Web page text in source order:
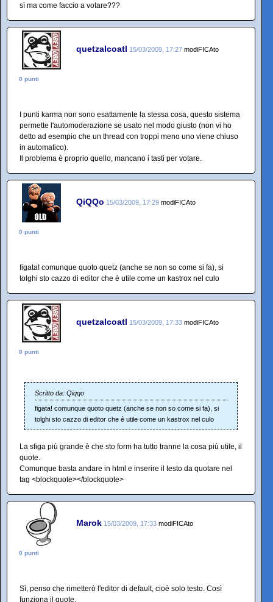
sì ma come faccio a votare???
quetzalcoatl 15/03/2009, 17:27 modiFICAto
0 punti
I punti karma non sono esattamente la stessa cosa, questo sistema
permette l'automoderazione se usato nel modo giusto (non vi ho
detto ad esempio che un thread con troppi meno uno viene chiuso
in automatico).
Il problema è proprio quello, mancano i tasti per votare.
QiQQo 15/03/2009, 17:29 modiFICAto
0 punti
figata! comunque quoto quetz (anche se non so come si fa), si
tolghi sto cazzo di editor che è utile come un kastrox nel culo
quetzalcoatl 15/03/2009, 17:33 modiFICAto
0 punti
Scritto da: Qiqqo
figata! comunque quoto quetz (anche se non so come si fa), si
tolghi sto cazzo di editor che è utile come un kastrox nel culo
La sfiga più grande è che sto form ha tutto tranne la cosa più utile, il
quote.
Comunque basta andare in html e inserire il testo da quotare nel
tag <blockquote></blockquote>
Marok 15/03/2009, 17:33 modiFICAto
0 punti
Sì, penso che rimetterò l'editor di default, cioè solo testo. Così
funziona il quote.